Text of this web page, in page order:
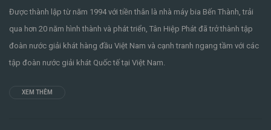
Được thành lập từ năm 1994 với tiền thân là nhà máy bia Bến Thành, trải
qua hơn 20 năm hình thành và phát triển, Tân Hiệp Phát đã trở thành tập
đoàn nước giải khát hàng đầu Việt Nam và cạnh tranh ngang tầm với các
tập đoàn nước giải khát Quốc tế tại Việt Nam.
XEM THÊM